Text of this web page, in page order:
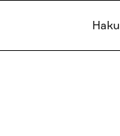
Haku